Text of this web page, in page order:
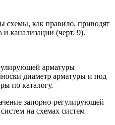
схемы, как правило, приводят
и канализации (черт. 9).
арматуры
диаметр арматуры и под
по каталогу.
запорно-регулирующей
на схемах систем